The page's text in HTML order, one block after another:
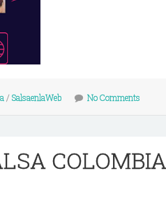
/ SalsaenlaWeb No Comments